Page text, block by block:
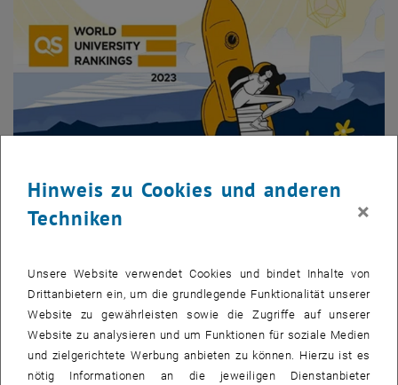
Bild
Im aktuellen QS-Ranking (Quacquarelli Symonds-Ranking) erreicht
die TU Wien Platz 179 von insgesamt 1.400 Universitäten weltweit
– aktuell wurden acht österreichische Universitäten bewertet.
Führend imRankingsind einmal mehr das Massachusetts Institute
of Technology(MIT) (US), gefolgt von derUniversity of Cambridge
Hinweis zu Cookies und anderen
Techniken
×
Unsere Website verwendet Cookies und bindet Inhalte von
Drittanbietern ein, um die grundlegende Funktionalität unserer
Website zu gewährleisten sowie die Zugriffe auf unserer
Website zu analysieren und um Funktionen für soziale Medien
und zielgerichtete Werbung anbieten zu können. Hierzu ist es
nötig Informationen an die jeweiligen Dienstanbieter